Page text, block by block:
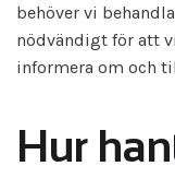
behöver vi
nödvändigt för att
informera om och
Hur